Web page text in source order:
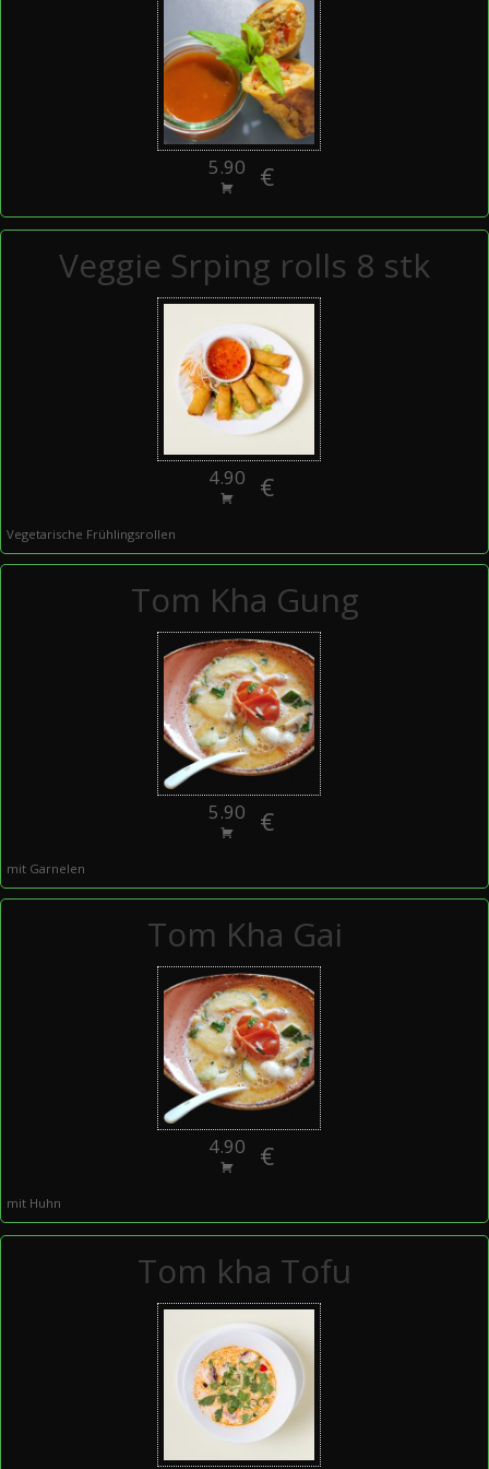
5.90 €
Veggie Srping rolls 8 stk
4.90 €
Vegetarische Frühlingsrollen
Tom Kha Gung
5.90 €
mit Garnelen
Tom Kha Gai
4.90 €
mit Huhn
Tom kha Tofu